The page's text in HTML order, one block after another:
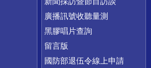
廣播訊號收聽量測
黑膠唱片查詢
留言版
國防部退伍令線上申請